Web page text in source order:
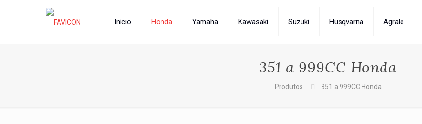
Início Honda Yamaha Kawasaki Suzuki Husqvarna Agrale
351 a 999CC Honda
Produtos 351 a 999CC Honda